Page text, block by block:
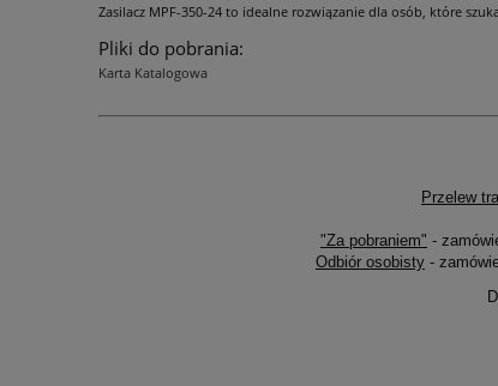
Zasilacz MPF-350-24 to idealne rozwiązanie dla osób, które
Pliki do pobrania:
Karta Katalogowa
Przelew
"Za pobraniem" -
Odbiór osobisty -